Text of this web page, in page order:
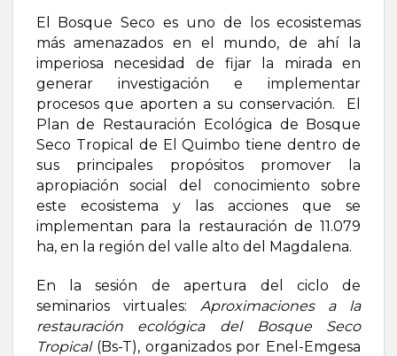
El Bosque Seco es uno de los ecosistemas
más amenazados en el mundo, de ahí la
imperiosa necesidad de fijar la mirada en
generar investigación e implementar
procesos que aporten a su conservación. El
Plan de Restauración Ecológica de Bosque
Seco Tropical de El Quimbo tiene dentro de
sus principales propósitos promover la
apropiación social del conocimiento sobre
este ecosistema y las acciones que se
implementan para la restauración de 11.079
ha, en la región del valle alto del Magdalena.
En la sesión de apertura del ciclo de
seminarios virtuales: Aproximaciones a la
restauración ecológica del Bosque Seco
Tropical (Bs-T), organizados por Enel-Emgesa